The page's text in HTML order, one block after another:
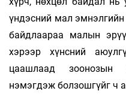
үндэсний мал
байдлаараа малын
хэрээр хүнсний
цаашлаад зоонозын
нэмэгдэж болзошгүйг ч